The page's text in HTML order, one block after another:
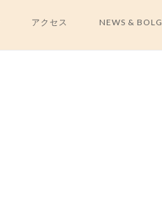
アクセス NEWS & BOLG